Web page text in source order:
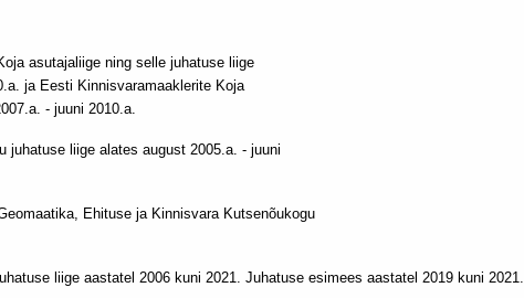
asutajaliige ning selle juhatuse liige
ja Eesti Kinnisvaramaaklerite Koja
- juuni 2010.a.
juhatuse liige alates august 2005.a. - juuni
Ehituse ja Kinnisvara Kutsenõukogu
liige aastatel 2006 kuni 2021. Juhatuse esimees aastatel 2019 kuni 2021.